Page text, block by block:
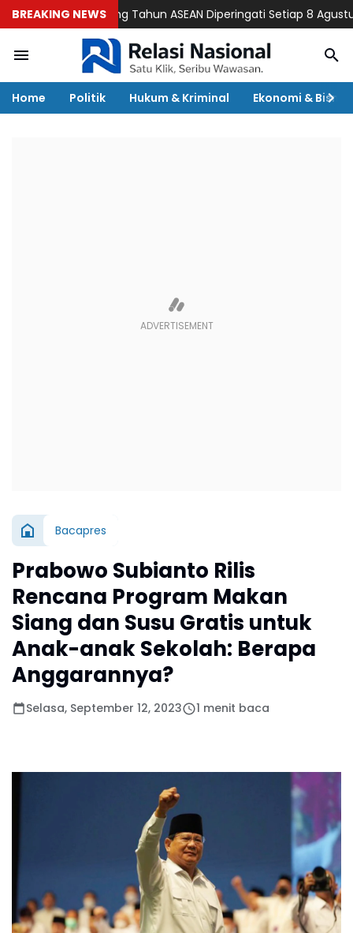
BREAKING NEWS
Ulang Tahun ASEAN Diperingati Setiap 8 Agustus,
Home Politik Hukum & Kriminal Ekonomi & Bisnis
Bacapres
Prabowo Subianto Rilis
Rencana Program Makan
Siang dan Susu Gratis untuk
Anak-anak Sekolah: Berapa
Anggarannya?
Selasa, September 12, 2023 1 menit baca